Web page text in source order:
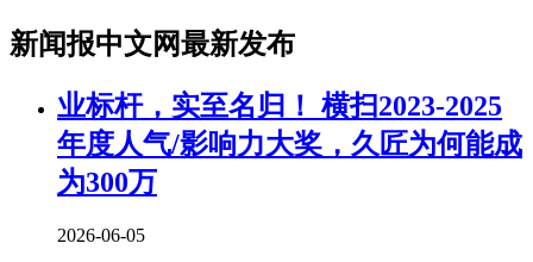
新闻报中文网最新发布
业标杆，实至名归！ 横扫2023-2025
年度人气/影响力大奖，久匠为何能成
为300万
2026-06-05